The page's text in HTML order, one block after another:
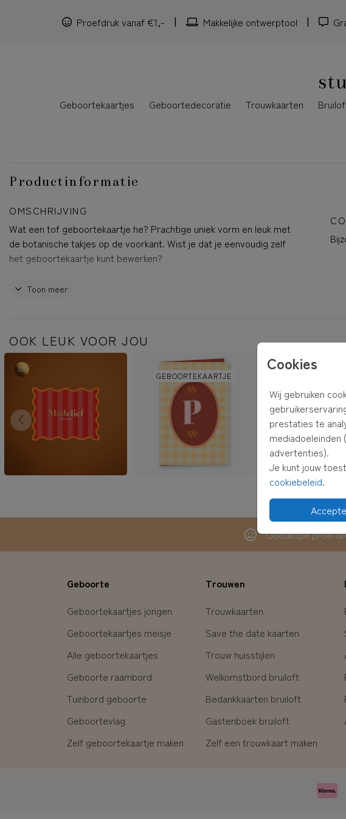
Proefdruk vanaf €1,- Makkelijke ontwerptool
Geboortekaartjes Geboortedecoratie Trouwkaarten
Cookies
Wij gebruiken
prestaties te
advertenties).
Je kunt jouw
cookiebeleid.
Productinformatie
OMSCHRIJVING
Wat een tof geboortekaartje he? Prachtige uniek vorm en leuk met
de botanische takjes op de voorkant. Wist je dat je eenvoudig zelf
het geboortekaartje kunt bewerken?
VigoToon meer
OOK LEUK VOOR JOU
GEBOORTEKAARTJE
Goedkope
Geboorte
Geboortekaartjes jongen
Geboortekaartjes meisje
Alle geboortekaartjes
Geboorte raambord
Tuinbord geboorte
Geboortevlag
Zelf geboortekaartje maken
Trouwen
Trouwkaarten
Save the date kaarten
Trouw huisstijlen
Welkomstbord bruiloft
Bedankkaarten bruiloft
Gastenboek bruiloft
Zelf een trouwkaart maken